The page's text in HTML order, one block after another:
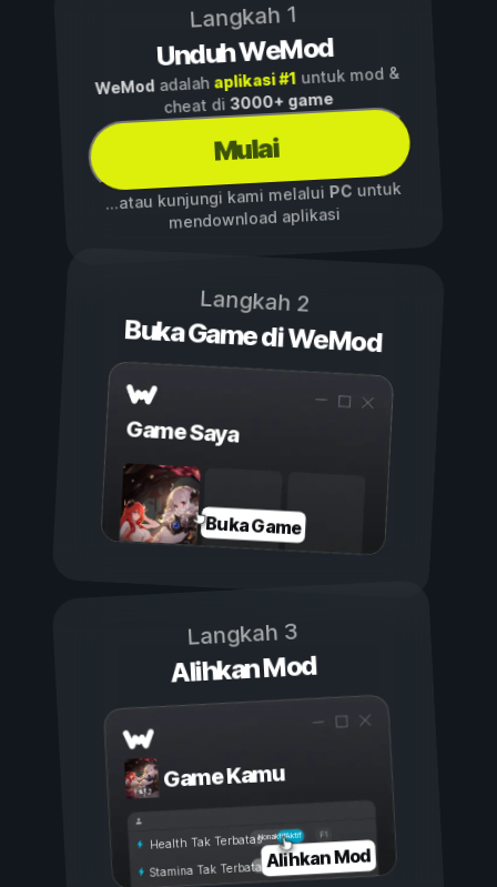
Langkah 1
Unduh WeMod
WeModadalah aplikasi #1untuk mod &
cheat di3000+ game
Mulai
...atau kunjungi kami melalui PCuntuk
mendownload aplikasi
Langkah 2
Buka Game di WeMod
Game Saya
Buka Game
Langkah 3
Alihkan Mod
Game Kamu
Aktif
Nonaktif
Health Tak Terbatas
Stamina Tak TerbatasAlihkan Mod